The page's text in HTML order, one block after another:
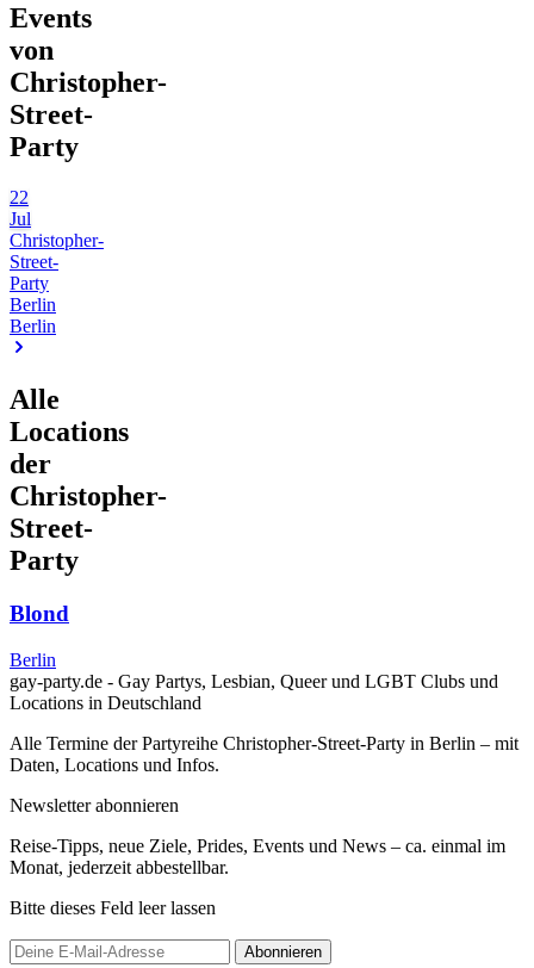
Events
von
Christopher-
Street-
Party
22
Jul
Christopher-
Street-
Party
Berlin
Berlin
Alle
Locations
der
Christopher-
Street-
Party
Blond
Berlin
gay-party.de - Gay Partys, Lesbian, Queer und LGBT Clubs und
Locations in Deutschland
Alle Termine der Partyreihe Christopher-Street-Party in Berlin – mit
Daten, Locations und Infos.
Newsletter abonnieren
Reise-Tipps, neue Ziele, Prides, Events und News – ca. einmal im
Monat, jederzeit abbestellbar.
Bitte dieses Feld leer lassen
Abonnieren